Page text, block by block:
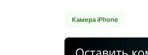
Камера iPhone